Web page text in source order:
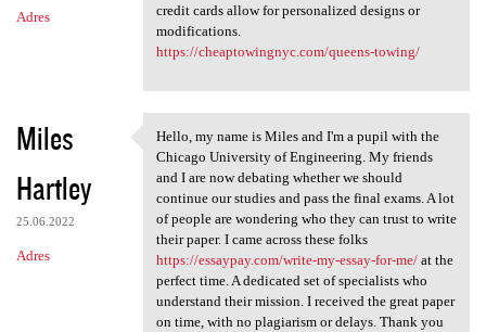
Adres
credit cards allow for personalized designs or
modifications.
https://cheaptowingnyc.com/queens-towing/
Miles
Hartley
25.06.2022
Adres
Hello, my name is Miles and I
Hello, my name is Miles and I'm a pupil with the
Chicago University of Engineering. My friends
and I are now debating whether we should
continue our studies and pass the final exams. A lot
of people are wondering who they can trust to write
their paper. I came across these folks
https://essaypay.com/write-my-essay-for-me/at the
perfect time. A dedicated set of specialists who
understand their mission. I received the great paper
on time, with no plagiarism or delays. Thank you